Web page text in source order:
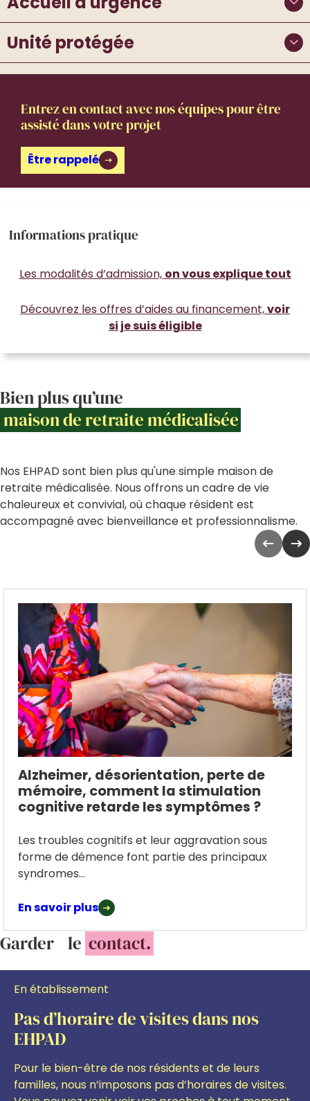
Unité protégée
Entrez en contact avec nos équipes pour être
assisté dans votre projet
Être rappelé
Informations pratique
Les modalités d’admission, on vous explique tout
Découvrez les offres d’aides au financement,voir
si je suis éligible
Bien plus qu’une
maison de retraite médicalisée
Nos EHPAD sont bien plus qu'une simple maison de
retraite médicalisée. Nous offrons un cadre de vie
chaleureux et convivial, où chaque résident est
accompagné avec bienveillance et professionnalisme.
Alzheimer, désorientation, perte de
mémoire, comment la stimulation
cognitive retarde les symptômes ?
Les troubles cognitifs et leur aggravation sous
forme de démence font partie des principaux
syndromes...
En savoir plus
Garder le contact.
En établissement
Pas d’horaire de visites dans nos
EHPAD
Pour le bien-être de nos résidents et de leurs
familles, nous n’imposons pas d’horaires de visites.